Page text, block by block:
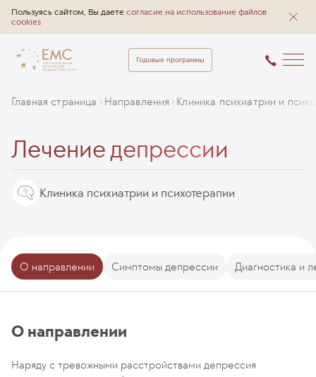
Пользуясь сайтом, Вы даете согласие на использование файлов
cookies
Годовые программы
Главная страница Направления Клиника психиатрии и
Лечение депресcии
Клиника психиатрии и психотерапии
О направлении Симптомы депрессии Диагностика и
О направлении
Наряду с тревожными расстройствами депрессия